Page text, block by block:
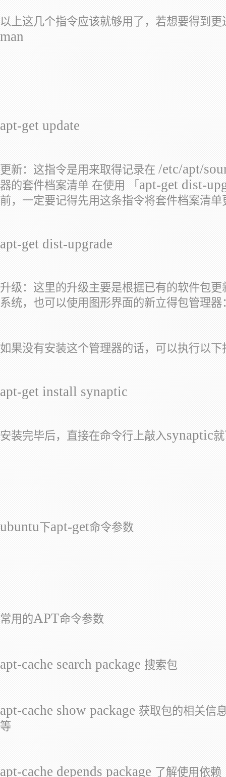
以上这几个指令应该就够用了，若想要得到
man
apt-get update
更新：这指令是用来取得记录在 /etc/apt/
器的套件档案清单 在使用 「 apt-get dist-
前，一定要记得先用这条指令将套件档案清单
apt-get dist-upgrade
升级：这里的升级主要是根据已有的软件包
系统，也可以使用图形界面的新立得包管理器
如果没有安装这个管理器的话，可以执行以下
apt-get install synaptic
安装完毕后，直接在命令行上敲入synaptic
ubuntu下apt-get命令参数
常用的APT命令参数
apt-cache search package 搜索包
apt-cache show package 获取包的相关信
等
apt-cache depends package 了解使用依赖